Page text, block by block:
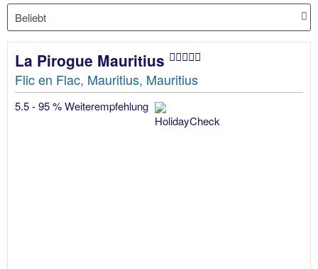
La Pirogue Mauritius
Flic en Flac, Mauritius, Mauritius
5.5 - 95 % Weiterempfehlung